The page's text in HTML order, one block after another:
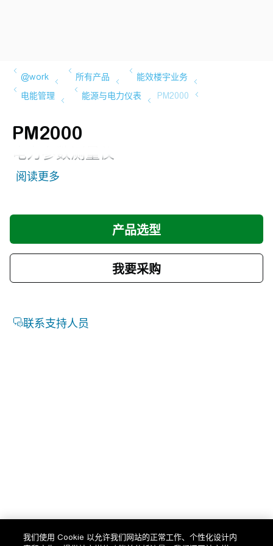
PM2000
电力参数测量仪
我们使用 Cookie 以允许我们网站的正常工作、个性化设计内